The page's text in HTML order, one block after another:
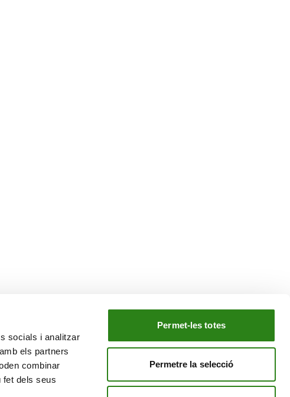
socials i analitzar
els partners
combinar
fet dels seus
Permet-les totes
Permetre la selecció
EL NOSTRE GRUP